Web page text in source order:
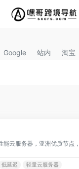
Google 站内 淘宝
能云服务器，亚洲优质节点
低延迟 轻量云服务器